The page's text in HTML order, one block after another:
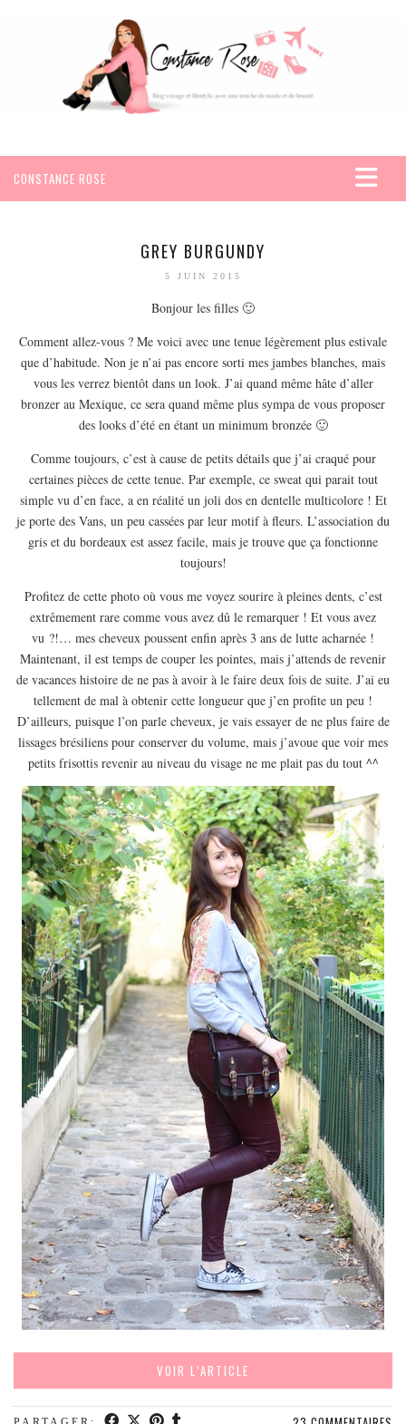
CONSTANCE ROSE
AMÉRIQUE
MEXIQUE
FRANCE
GRÈCE
HONGRIE
PAYS BAS
RÉPUBLIQUE TCHÈQUE
OCÉANIE
AUSTRALIE
ARTICLES PRATIQUES
YOGA
MON PROGRAMME DE YOGA EN LIGNE
AUTRES CATÉGORIES
MODE
BEAUTÉ
DIVERSES BOX
DIY
LIFESTYLE
ME CONTACTER
A PROPOS
PARUTIONS ET PARTENARIATS
GREY BURGUNDY
5 JUIN 2015
Bonjour les filles 🙂
Comment allez-vous ? Me voici avec une tenue légèrement plus estivale
que d’habitude. Non je n’ai pas encore sorti mes jambes blanches, mais
vous les verrez bientôt dans un look. J’ai quand même hâte d’aller
bronzer au Mexique, ce sera quand même plus sympa de vous proposer
des looks d’été en étant un minimum bronzée 🙂
Comme toujours, c’est à cause de petits détails que j’ai craqué pour
certaines pièces de cette tenue. Par exemple, ce sweat qui parait tout
simple vu d’en face, a en réalité un joli dos en dentelle multicolore ! Et
je porte des Vans, un peu cassées par leur motif à fleurs. L’association du
gris et du bordeaux est assez facile, mais je trouve que ça fonctionne
toujours!
Profitez de cette photo où vous me voyez sourire à pleines dents, c’est
extrêmement rare comme vous avez dû le remarquer ! Et vous avez
vu ?!… mes cheveux poussent enfin après 3 ans de lutte acharnée !
Maintenant, il est temps de couper les pointes, mais j’attends de revenir
de vacances histoire de ne pas à avoir à le faire deux fois de suite. J’ai eu
tellement de mal à obtenir cette longueur que j’en profite un peu !
D’ailleurs, puisque l’on parle cheveux, je vais essayer de ne plus faire de
lissages brésiliens pour conserver du volume, mais j’avoue que voir mes
petits frisottis revenir au niveau du visage ne me plait pas du tout ^^
VOIR L’ARTICLE